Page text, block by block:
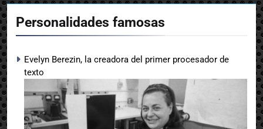
Personalidades famosas
Evelyn Berezin, la creadora del primer procesador de
texto